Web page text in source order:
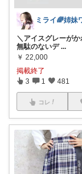
＼アイスグレーが
無駄のないデ ...
￥ 22,000
掲載終了
3 1 481
コレ